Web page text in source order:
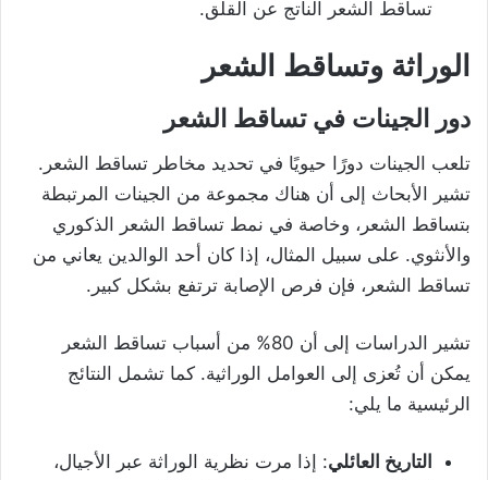
تساقط الشعر الناتج عن القلق.
الوراثة وتساقط الشعر
دور الجينات في تساقط الشعر
تلعب الجينات دورًا حيويًا في تحديد مخاطر تساقط الشعر.
تشير الأبحاث إلى أن هناك مجموعة من الجينات المرتبطة
بتساقط الشعر، وخاصة في نمط تساقط الشعر الذكوري
والأنثوي. على سبيل المثال، إذا كان أحد الوالدين يعاني من
تساقط الشعر، فإن فرص الإصابة ترتفع بشكل كبير.
تشير الدراسات إلى أن 80% من أسباب تساقط الشعر
يمكن أن تُعزى إلى العوامل الوراثية. كما تشمل النتائج
الرئيسية ما يلي:
التاريخ العائلي: إذا مرت نظرية الوراثة عبر الأجيال،